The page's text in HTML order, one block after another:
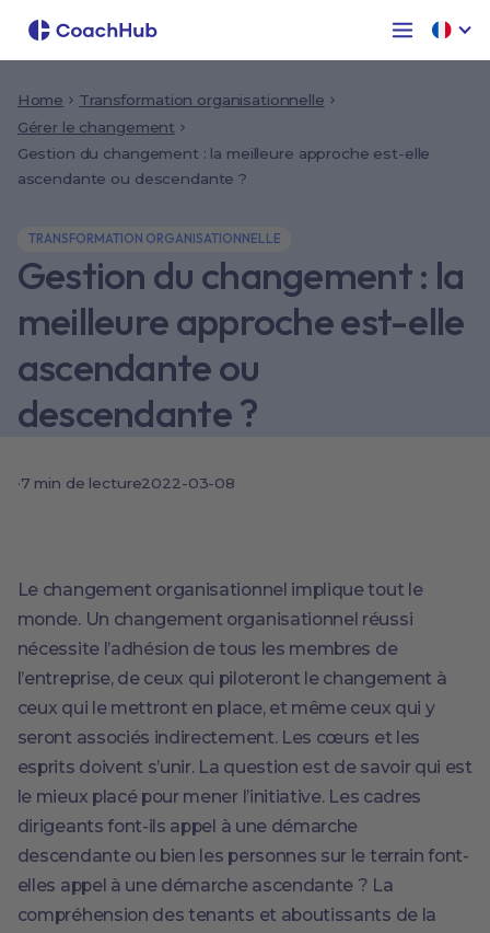
Home
Transformation organisationnelle
Gérer le changement
Gestion du changement : la meilleure approche est-elle
ascendante ou descendante ?
TRANSFORMATION ORGANISATIONNELLE
Gestion du changement : la
meilleure approche est-elle
ascendante ou
descendante ?
·7 min de lecture2022-03-08
Le changement organisationnel implique tout le
monde. Un changement organisationnel réussi
nécessite l’adhésion de tous les membres de
l’entreprise, de ceux qui piloteront le changement à
ceux qui le mettront en place, et même ceux qui y
seront associés indirectement. Les cœurs et les
esprits doivent s’unir. La question est de savoir qui est
le mieux placé pour mener l’initiative. Les cadres
dirigeants font-ils appel à une démarche
descendante ou bien les personnes sur le terrain font-
elles appel à une démarche ascendante ? La
compréhension des tenants et aboutissants de la